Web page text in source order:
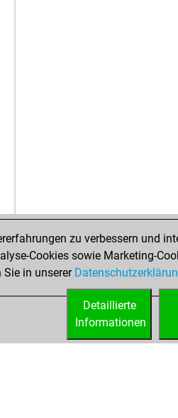
zu verbessern und
Cookies sowie Marketing-
Sie in unserer
Detaillierte
Informationen